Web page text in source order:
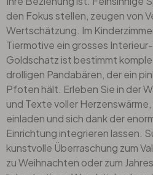
den Fokus stellen, zeugen von
Wertschätzung. Im
Tiermotive ein grosses
Goldschatz ist bestimmt
drolligen Pandabären, der ein
Pfoten hält. Erleben Sie in der
und Texte voller
einladen und sich dank der
Einrichtung integrieren lassen.
kunstvolle Überraschung zum
zuWeihnachten oder zum